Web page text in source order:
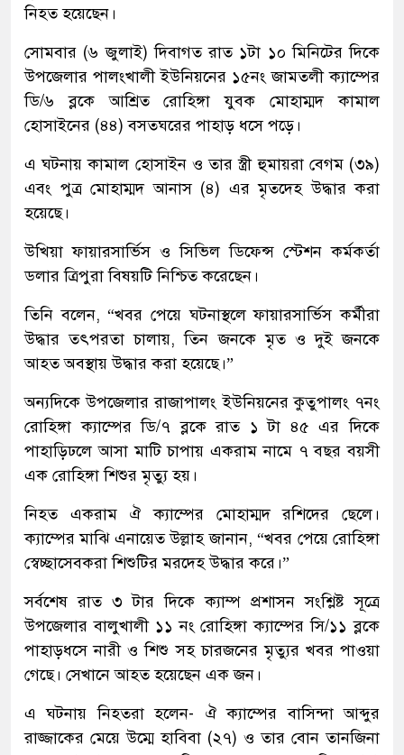
নিহত হয়েছেন।
সোমবার (৬ জুলাই) দিবাগত রাত ১টা ১০ মিনিটের দিকে
উপজেলার পালংখালী ইউনিয়নের ১৫নং জামতলী ক্যাম্পের
ডি/৬ ব্লকে আশ্রিত রোহিঙ্গা যুবক মোহাম্মদ কামাল
হোসাইনের (৪৪) বসতঘরের পাহাড় ধসে পড়ে।
এ ঘটনায় কামাল হোসাইন ও তার স্ত্রী হুমায়রা বেগম (৩৯)
এবং পুত্র মোহাম্মদ আনাস (৪) এর মৃতদেহ উদ্ধার করা
হয়েছে।
উখিয়া ফায়ারসার্ভিস ও সিভিল ডিফেন্স স্টেশন কর্মকর্তা
ডলার ত্রিপুরা বিষয়টি নিশ্চিত করেছেন।
তিনি বলেন, “খবর পেয়ে ঘটনাস্থলে ফায়ারসার্ভিস কর্মীরা
উদ্ধার তৎপরতা চালায়, তিন জনকে মৃত ও দুই জনকে
আহত অবস্থায় উদ্ধার করা হয়েছে।”
অন্যদিকে উপজেলার রাজাপালং ইউনিয়নের কুতুপালং ৭নং
রোহিঙ্গা ক্যাম্পের ডি/৭ ব্লকে রাত ১ টা ৪৫ এর দিকে
পাহাড়িঢলে আসা মাটি চাপায় একরাম নামে ৭ বছর বয়সী
এক রোহিঙ্গা শিশুর মৃত্যু হয়।
নিহত একরাম ঐ ক্যাম্পের মোহাম্মদ রশিদের ছেলে।
ক্যাম্পের মাঝি এনায়েত উল্লাহ জানান, “খবর পেয়ে রোহিঙ্গা
স্বেচ্ছাসেবকরা শিশুটির মরদেহ উদ্ধার করে।”
সর্বশেষ রাত ৩ টার দিকে ক্যাম্প প্রশাসন সংশ্লিষ্ট সূত্রে
উপজেলার বালুখালী ১১ নং রোহিঙ্গা ক্যাম্পের সি/১১ ব্লকে
পাহাড়ধসে নারী ও শিশু সহ চারজনের মৃত্যুর খবর পাওয়া
গেছে। সেখানে আহত হয়েছেন এক জন।
এ ঘটনায় নিহতরা হলেন- ঐ ক্যাম্পের বাসিন্দা আব্দুর
রাজ্জাকের মেয়ে উম্মে হাবিবা (২৭) ও তার বোন তানজিনা